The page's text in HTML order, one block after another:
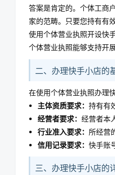
答案是肯定的。个体工商
家的范畴。只要您持有有
使用个体营业执照开设快
个体营业执照能够支持开
二、办理快手小店的
在使用个体营业执照办理
主体资质要求： 持有有
经营者要求： 经营者本
行业准入要求： 所经营
信用记录要求： 快手账
三、办理快手小店的